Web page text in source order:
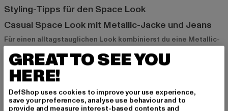
Styling-Tipps für den Space Look
Casual Space Look mit Metallic-Jacke und Jeans
Für einen alltagstauglichen Look kombinierst du eine Metallic-
und bringt den futuristischen Space-Charme in deinen Alltag.
Mit einer einfachen Tasche und Accessoires in neutralen
Farben ist der Look perfekt für einen entspannten Tag.
GREAT TO SEE YOU
HERE!
DefShop uses cookies to improve your use experience,
save your preferences, analyse use behaviour and to
provide and measure interest-based contents and